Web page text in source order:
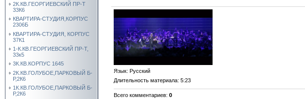
2К.КВ.ГЕОРГИЕВСКИЙ ПР-Т
33К6
КВАРТИРА-СТУДИЯ,КОРПУС
2306Б
КВАРТИРА-СТУДИЯ, КОРПУС
37К1
1-К.КВ.ГЕОРГИЕВСКИЙ ПР-Т,
33к5
3К.КВ.КОРПУС 1645
2К.КВ.ГОЛУБОЕ,ПАРКОВЫЙ Б-
Р,2К6
1К.КВ.ГОЛУБОЕ,ПАРКОВЫЙ Б-
Р,2К6
Язык: Русский
Длительность материала: 5:23
Всего комментариев: 0